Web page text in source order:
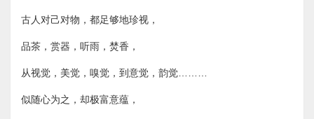
​古人对己对物，都足够地珍视，
品茶，赏器，听雨，焚香，
从视觉，美觉，嗅觉，到意觉，韵觉………
似随心为之，却极富意蕴，